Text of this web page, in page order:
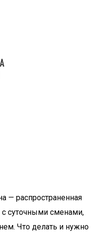
— распространенная
суточными сменами,
Что делать и нужно